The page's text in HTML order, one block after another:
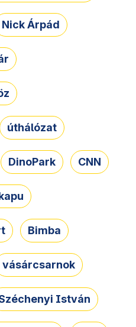
Nick Árpád
úthálózat
DinoPark CNN
Bimba
vásárcsarnok
István